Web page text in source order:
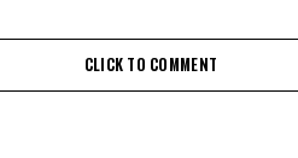
CLICK TO COMMENT